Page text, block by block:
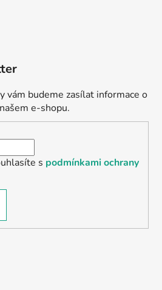
vám budeme zasílat informace o
e-shopu.
s podmínkami ochrany